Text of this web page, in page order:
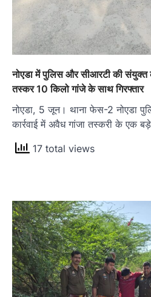
नोएडा में पुलिस और सीआरटी की संयुक्त
तस्कर 10 किलो गांजे के साथ गिरफ्तार
नोएडा, 5 जून। थाना फेस-2 नोएडा
कार्रवाई में अवैध गांजा तस्करी के एक
17 total views